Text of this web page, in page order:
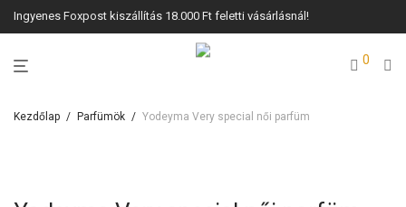
Ingyenes Foxpost kiszállítás 18.000 Ft feletti vásárlásnál!
0
Kezdőlap / Parfümök / Yodeyma Very special női parfüm